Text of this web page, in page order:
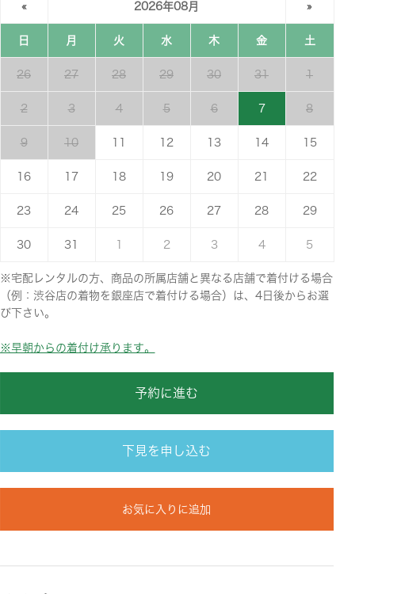
« 2026年08月 »
日 月 火 水 木 金 土
26 27 28 29 30 31 1
2 3 4 5 6 7 8
9 10 12 13 14 15
16 17 18 19 20 21 22
23 24 25 26 27 28 29
30 31 2 3 4 5
※宅配レンタルの方、商品の所属店舗と異なる店舗で着付ける場合
（例：渋谷店の着物を銀座店で着付ける場合）は、4日後からお選
び下さい。
※早朝からの着付け承ります。
予約に進む
下見を申し込む
お気に入りに追加